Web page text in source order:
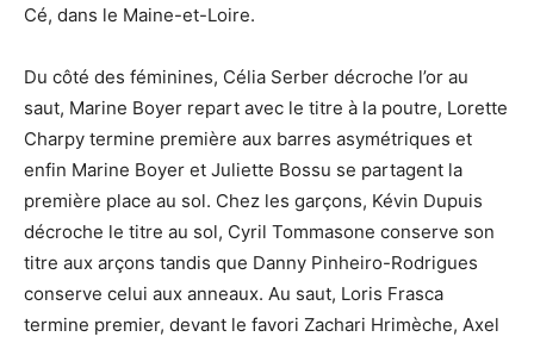
Cé, dans le Maine-et-Loire.
Du côté des féminines, Célia Serber décroche l’or au
saut, Marine Boyer repart avec le titre à la poutre, Lorette
Charpy termine première aux barres asymétriques et
enfin Marine Boyer et Juliette Bossu se partagent la
première place au sol. Chez les garçons, Kévin Dupuis
décroche le titre au sol, Cyril Tommasone conserve son
titre aux arçons tandis que Danny Pinheiro-Rodrigues
conserve celui aux anneaux. Au saut, Loris Frasca
termine premier, devant le favori Zachari Hrimèche, Axel